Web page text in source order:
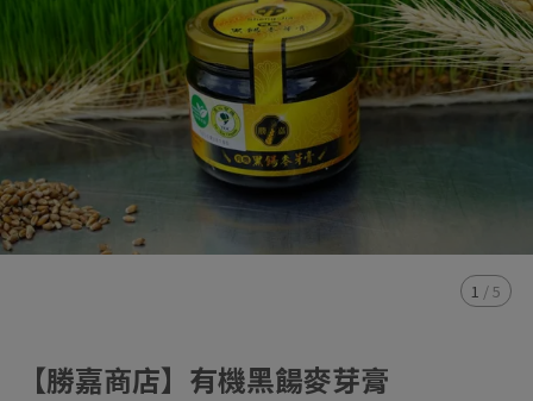
1 /5
【勝嘉商店】有機黑餳麥芽膏